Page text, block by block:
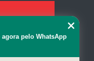
agora pelo WhatsApp